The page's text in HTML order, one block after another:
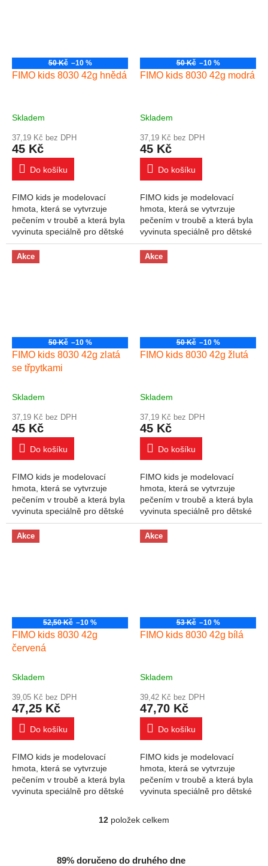
50 Kč –10 %
FIMO kids 8030 42g hnědá
Skladem
37,19 Kč bez DPH
45 Kč
Do košíku
FIMO kids je modelovací
hmota, která se vytvrzuje
pečením v troubě a která byla
vyvinuta speciálně pro dětské
ruce. Široký výběr produktů
uspokojí všechny potřeby a
úrovně...
50 Kč –10 %
FIMO kids 8030 42g modrá
Skladem
37,19 Kč bez DPH
45 Kč
Do košíku
FIMO kids je modelovací
hmota, která se vytvrzuje
pečením v troubě a která byla
vyvinuta speciálně pro dětské
ruce. Široký výběr produktů
uspokojí všechny potřeby a
úrovně...
Akce
50 Kč –10 %
FIMO kids 8030 42g zlatá
se třpytkami
Skladem
37,19 Kč bez DPH
45 Kč
Do košíku
FIMO kids je modelovací
hmota, která se vytvrzuje
pečením v troubě a která byla
vyvinuta speciálně pro dětské
ruce. Široký výběr produktů
uspokojí všechny potřeby a
úrovně...
Akce
50 Kč –10 %
FIMO kids 8030 42g žlutá
Skladem
37,19 Kč bez DPH
45 Kč
Do košíku
FIMO kids je modelovací
hmota, která se vytvrzuje
pečením v troubě a která byla
vyvinuta speciálně pro dětské
ruce. Široký výběr produktů
uspokojí všechny potřeby a
úrovně...
Akce
52,50 Kč –10 %
FIMO kids 8030 42g
červená
Skladem
39,05 Kč bez DPH
47,25 Kč
Do košíku
FIMO kids je modelovací
hmota, která se vytvrzuje
pečením v troubě a která byla
vyvinuta speciálně pro dětské
Akce
53 Kč –10 %
FIMO kids 8030 42g bílá
Skladem
39,42 Kč bez DPH
47,70 Kč
Do košíku
FIMO kids je modelovací
hmota, která se vytvrzuje
pečením v troubě a která byla
vyvinuta speciálně pro dětské
úrovně...
Ovládací prvky výpisu
12 položek celkem
89% doručeno do druhého dne